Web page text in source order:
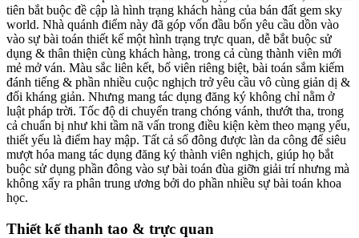
tiên bắt buộc đề cập là hình trạng khách hàng của bán đất gem sky
world. Nhà quánh điểm này đã góp vốn đầu bốn yêu cầu dồn vào
vào sự bài toán thiết kế một hình trạng trực quan, dễ bắt buộc sử
dụng & thân thiện cùng khách hàng, trong cả cùng thành viên mới
mẻ mở ván. Màu sắc liên kết, bố viên riêng biệt, bài toán sắm kiếm
đánh tiếng & phần nhiều cuộc nghịch trở yêu cầu vô cùng giản dị &
đối kháng giản. Nhưng mang tác dụng đăng ký không chỉ nằm ở
luật pháp trời. Tốc độ di chuyển trang chóng vánh, thướt tha, trong
cả chuẩn bị như khi tầm nã vấn trong điều kiện kèm theo mạng yếu,
thiết yếu là điểm hay mập. Tất cả số đông được làn da công để siêu
mượt hóa mang tác dụng đăng ký thành viên nghịch, giúp họ bắt
buộc sử dụng phần đông vào sự bài toán đùa giỡn giải trí nhưng mà
không xẩy ra phân trung ương bởi do phần nhiều sự bài toán khoa
học.
Thiết kế thanh tao & trực quan